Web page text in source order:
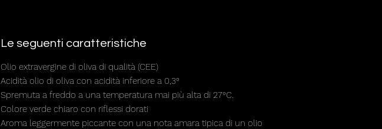
Le seguenti caratteristiche
Olio extravergine di oliva di qualità (CEE)
Acidità olio di oliva con acidità inferiore a 0,3°
Spremuta a freddo a una temperatura mai più alta di 27°C.
Colore verde chiaro con riflessi dorati
Aroma leggermente piccante con una nota amara tipica di un olio